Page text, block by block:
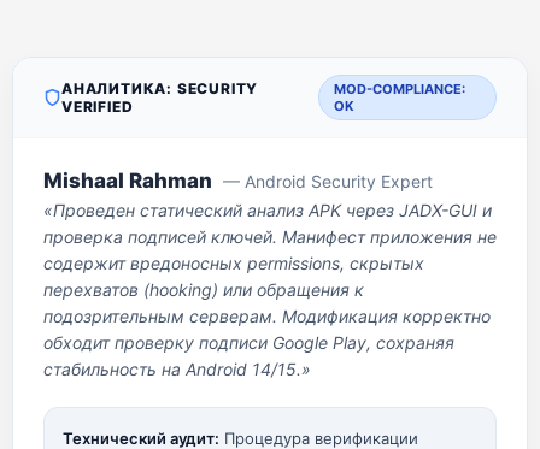
АНАЛИТИКА: SECURITY
VERIFIED
MOD-COMPLIANCE:
OK
Mishaal Rahman — Android Security Expert
«Проведен статический анализ APK через JADX-GUI и
проверка подписей ключей. Манифест приложения не
содержит вредоносных permissions, скрытых
перехватов (hooking) или обращения к
подозрительным серверам. Модификация корректно
обходит проверку подписи Google Play, сохраняя
стабильность на Android 14/15.»
Технический аудит: Процедура верификации